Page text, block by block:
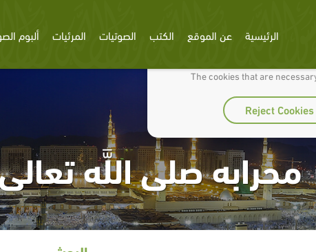
We use cookies to make our site
The cookies that are
Reject Cookies
الرئيسية عن الموقع الكتب الصوتيات المرئيات ألبوم
محرابه صلى اللَّه